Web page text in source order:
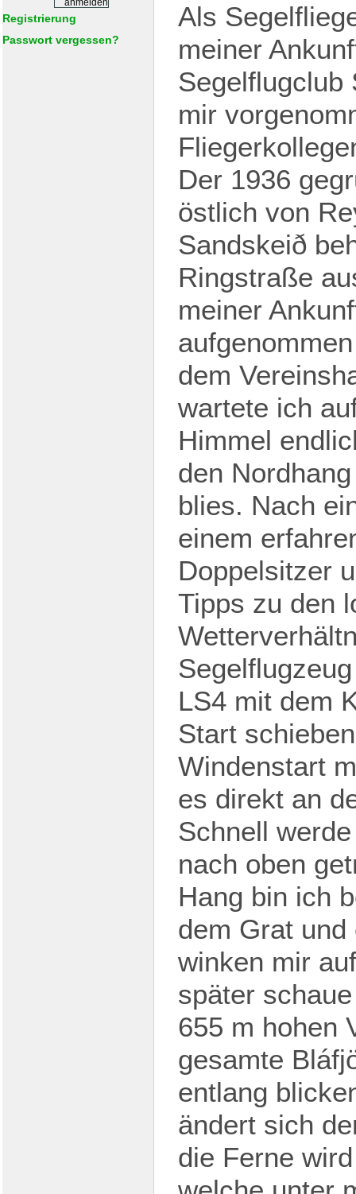
Registrierung
Passwort vergessen?
Als
meiner
Segelflugclub
mir
Der 1936
östlich von
Sandskeið
Ringstraße
meiner
dem
wartete ich
Himmel
den
blies. Nach
einem
Doppelsitzer
Tipps zu den
LS4 mit dem
Start
Windenstart
es direkt an
Schnell
nach oben
Hang bin ich
dem Grat
winken mir
später
655 m hohen
gesamte
entlang
ändert sich
die Ferne